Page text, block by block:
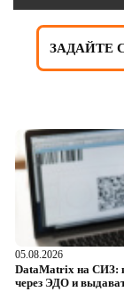
ЗАДАЙТЕ
05.08.2026
DataMatrix на СИЗ:
через ЭДО и